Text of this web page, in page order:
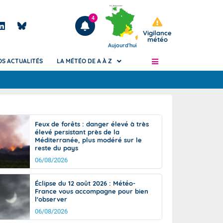
Articles
4
Aujourd'hui
Vigilance
météo
de
Phénomènes dangereux de J+2 à J+7
Avertissement pluies intenses à l'échelle
des communes (Apic)
Bulletins Marine
d'avalanche
Météo des forêts
Vigicrues
ACTUALITÉS LA MÉTÉO DE A À Z
Feux de forêts : danger élevé à très
élevé persistant près de la
Méditerranée, plus modéré sur le
reste du pays
06/08/2026
Éclipse du 12 août 2026 : Météo-
France vous accompagne pour bien
l'observer
06/08/2026